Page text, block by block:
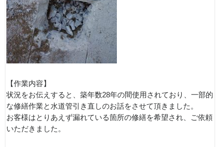
【作業内容】
状況をお伝えすると、築年数28年の間使用されており、一部的
な修繕作業と水道管引き直しのお話をさせて頂きました。
お客様はとりあえず漏れている箇所の修繕を希望され、ご依頼
いただきました。